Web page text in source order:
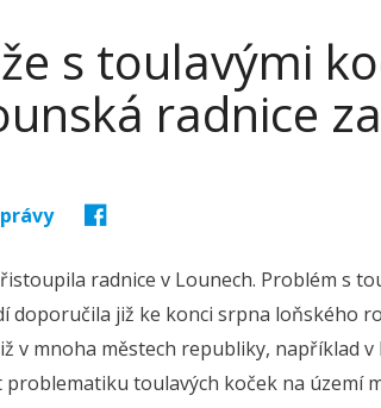
s toulavými
radnice
radnice v Lounech. Problém s
doporučila již ke konci srpna loňského
v mnoha městech republiky, například v
toulavých koček na území